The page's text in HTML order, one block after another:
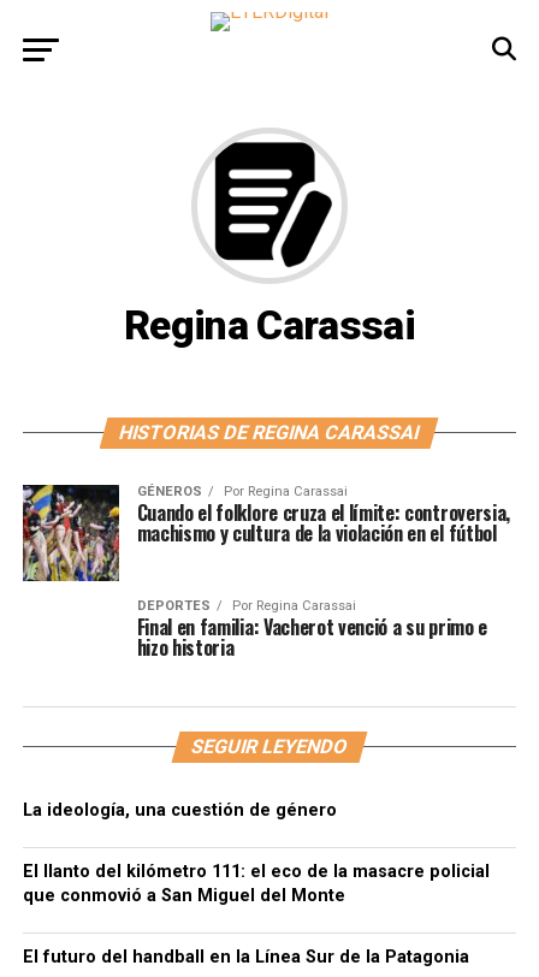
Regina Carassai
HISTORIAS DE REGINA CARASSAI
GÉNEROS Por Regina Carassai
Cuando el folklore cruza el límite: controversia,
machismo y cultura de la violación en el fútbol
DEPORTES Por Regina Carassai
Final en familia: Vacherot venció a su primo e
hizo historia
SEGUIR LEYENDO
La ideología, una cuestión de género
El llanto del kilómetro 111: el eco de la masacre policial
que conmovió a San Miguel del Monte
El futuro del handball en la Línea Sur de la Patagonia